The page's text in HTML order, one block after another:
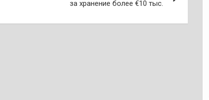
за хранение более €10 тыс.